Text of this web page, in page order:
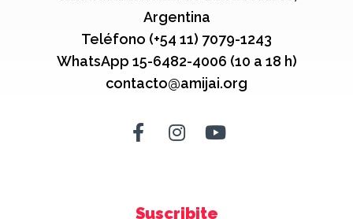
Argentina
Teléfono (+54 11) 7079-1243
WhatsApp 15-6482-4006 (10 a 18 h)
contacto@amijai.org
Suscribite